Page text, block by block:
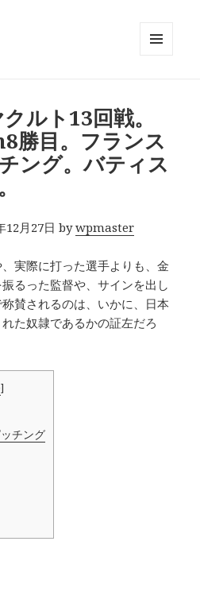
ルト13回戦。
勝目。フランス
ング。バティス
12月27日 bywpmaster
実際に打った選手よりも、金
るった監督や、サインを出し
賛されるのは、いかに、日本
た奴隷であるかの証左だろ
]
チング